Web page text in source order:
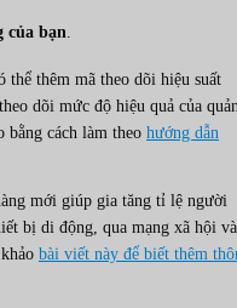
của bạn
thể thêm mã theo dõi hiệu suất
dõi mức độ hiệu quả của
bằng cách làm theo hướng dẫn
mới giúp gia tăng tỉ lệ người
bị di động, qua mạng xã hội và
bài viết này để biết thêm